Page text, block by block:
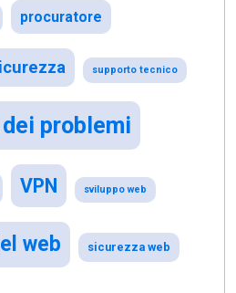
procuratore
supporto tecnico
problemi
VPN sviluppo web
web sicurezza web